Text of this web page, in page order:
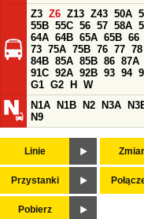
Z3 Z6 Z13 Z43 50A
55B 55C 56 57 58A
64A 64B 65A 65B 66
73 75A 75B 76 77 78
84B 85A 85B 86 87A
91C 92A 92B 93 94
G1 G2 H
W
N1A
N1B N2 N3A
N9
Linie
Przystanki
Pobierz